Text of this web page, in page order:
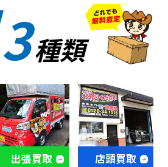
3種類
出張買取 店頭買取